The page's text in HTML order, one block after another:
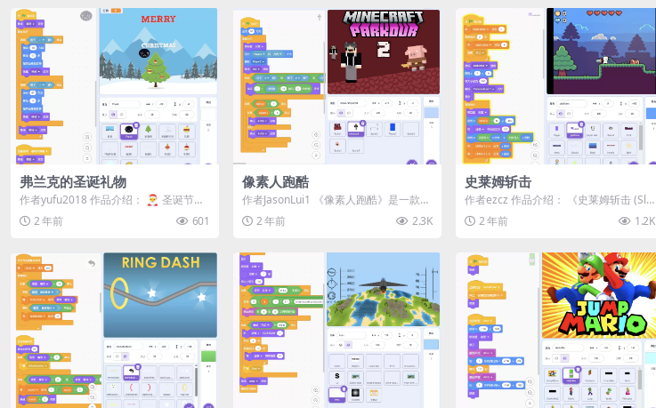
弗兰克的圣诞礼物
作者yufu2018 作品介绍： 🎅 圣诞节到
了，弗兰克也在等待礼物的到来！ 🎁...
2 年前 601
像素人跑酷
作者JasonLui1 《像素人跑酷》是一款充
满怀旧与激情的Scratch跑酷游...
2 年前 2.3K
史莱姆斩击
作者ezcz 作品介绍： 《史莱姆斩击 (Sli
me Slash)》是一款基于滚...
2 年前 1.2K